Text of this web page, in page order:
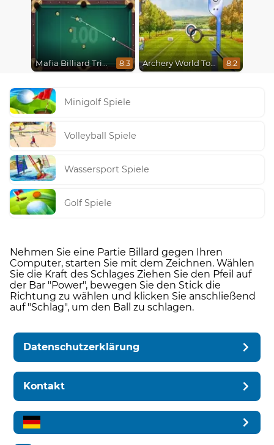
Mafia Billiard Tricks 8.3 Archery World Tour 8.2
Minigolf Spiele
Volleyball Spiele
Wassersport Spiele
Golf Spiele
Nehmen Sie eine Partie Billard gegen Ihren
Computer, starten Sie mit dem Zeichnen. Wählen
Sie die Kraft des Schlages Ziehen Sie den Pfeil auf
der Bar "Power", bewegen Sie den Stick die
Richtung zu wählen und klicken Sie anschließend
auf "Schlag", um den Ball zu schlagen.
Datenschutzerklärung
Kontakt